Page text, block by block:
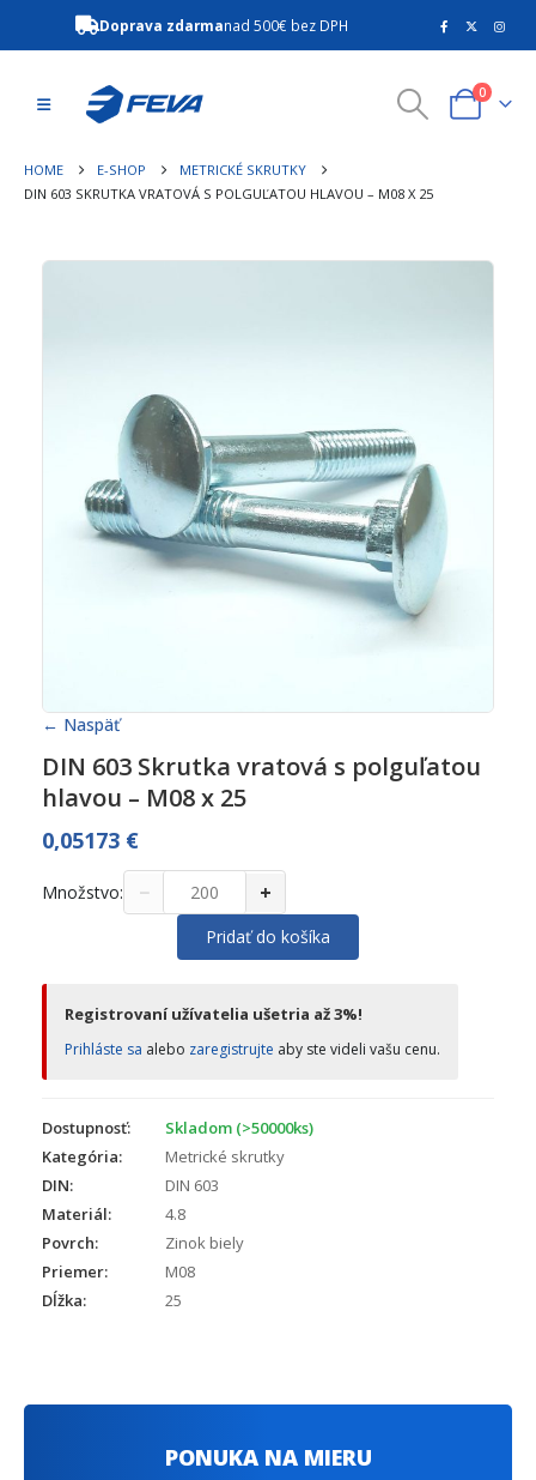
Doprava zdarmanad 500€ bez DPH
0
HOME E-SHOP
METRICKÉ SKRUTKY
DIN 603 SKRUTKA VRATOVÁ S POLGUĽATOU HLAVOU – M08 X 25
← Naspäť
DIN 603 Skrutka vratová s polguľatou
hlavou – M08 x 25
0,05173 €
Množstvo: − +
Pridať do košíka
Registrovaní užívatelia ušetria až 3%!
Prihláste sa alebo zaregistrujte aby ste videli vašu cenu.
Dostupnosť:
Skladom (>50000ks)
Kategória:
Metrické skrutky
DIN:
DIN 603
Materiál:
4.8
Povrch:
Zinok biely
Priemer:
M08
Dĺžka:
25
PONUKA NA MIERU